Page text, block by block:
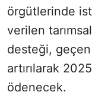
örgütlerinde
verilen
desteği, geçen
artırılarak
ödenecek.